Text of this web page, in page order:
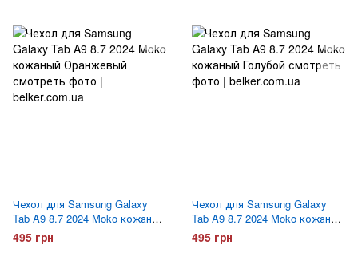
Чехол для Samsung Galaxy
Tab A9 8.7 2024 Moko кожаный
Оранжевый
495 грн
Чехол для Samsung Galaxy
Tab A9 8.7 2024 Moko кожаный
Голубой
495 грн